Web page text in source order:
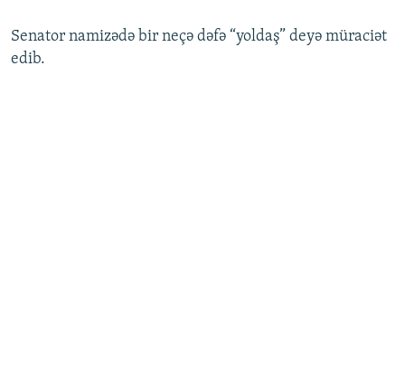
Senator namizədə bir neçə dəfə “yoldaş” deyə müraciət
edib.